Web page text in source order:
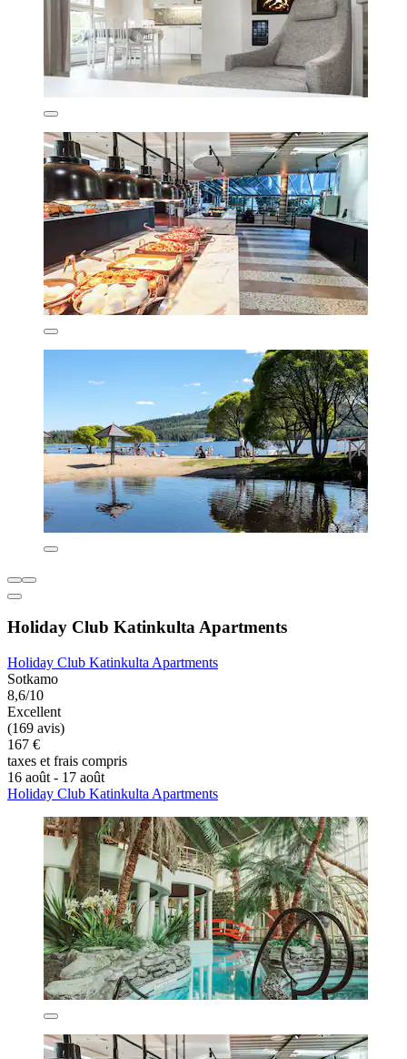
Holiday Club Katinkulta Apartments
Holiday Club Katinkulta Apartments
Sotkamo
8,6/10
Excellent
(169 avis)
167 €
taxes et frais compris
16 août - 17 août
Holiday Club Katinkulta Apartments